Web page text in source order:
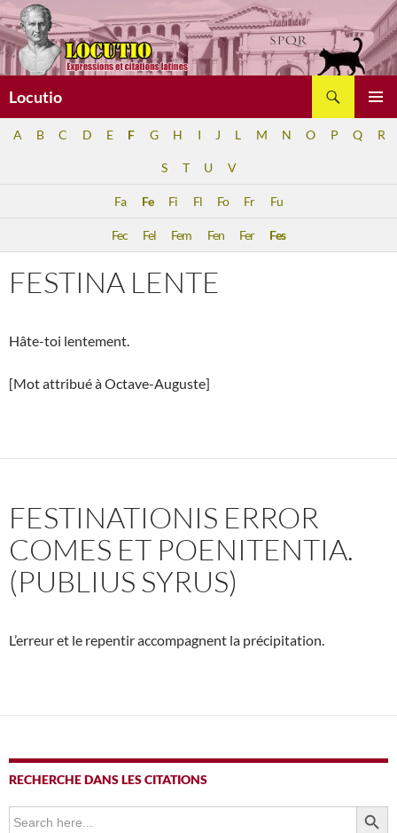
Aller
au
contenu
Locutio
A B C D E F G H I J L M N O P Q R
S T U V
Fa Fe Fi Fl Fo Fr Fu
Fec Fel Fem Fen Fer Fes
FESTINA LENTE
Hâte-toi lentement.
[Mot attribué à Octave-Auguste]
FESTINATIONIS ERROR
COMES ET POENITENTIA.
(PUBLIUS SYRUS)
L’erreur et le repentir accompagnent la précipitation.
RECHERCHE DANS LES CITATIONS
Search
for:
SEARCH